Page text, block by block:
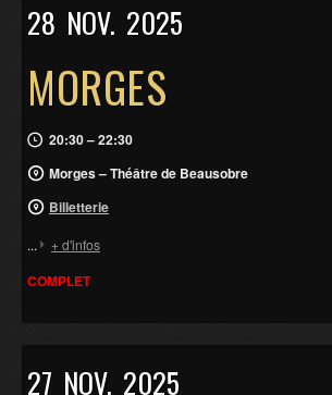
28 NOV. 2025
MORGES
20:30 – 22:30
Morges – Théâtre de Beausobre
Billetterie
... + d'infos
COMPLET
27 NOV. 2025